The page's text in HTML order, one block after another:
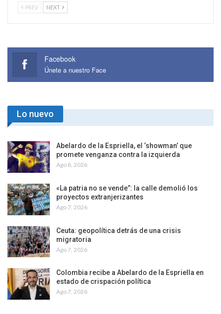
PREV NEXT
Facebook
Únete a nuestro Face
Lo nuevo
Abelardo de la Espriella, el ‘showman’ que
promete venganza contra la izquierda
Ago 8, 2026
«La patria no se vende”: la calle demolió los
proyectos extranjerizantes
Ago 7, 2026
Ceuta: geopolítica detrás de una crisis
migratoria
Ago 7, 2026
Colombia recibe a Abelardo de la Espriella en
estado de crispación política
Ago 7, 2026